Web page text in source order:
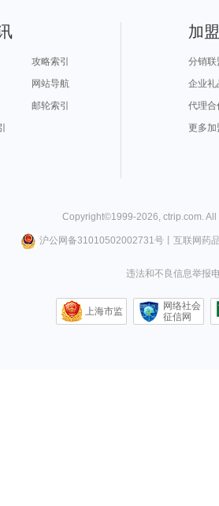
攻略索引
网站导航
邮轮索引
加
分销联
企业礼
代理合
更多加
Copyright©1999-2026 ctrip.com .
沪公网备31010502002731号丨 互联网药
违法和不良信息举报
上海市监
网络社会
征信网